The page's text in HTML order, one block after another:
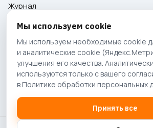
Журнал
Свяжитесь с нами
8 928 667-04-04
© 2016-2026 КвадроСочи. Все права
Мы используем cookie
Мы используем необходимые cookie
и аналитические cookie
улучшения его качества.
используются только с вашего
в Политике обработки персональных
Принять все